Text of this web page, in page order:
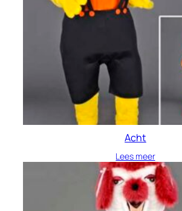
Acht
Lees meer